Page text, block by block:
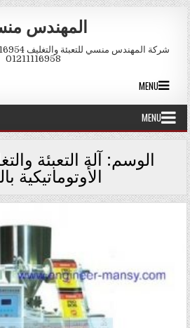
Skip to content
المهندس
01211116958
MENU
MENU
الوسم:آلة التعبئة
الأوتوماتيكية